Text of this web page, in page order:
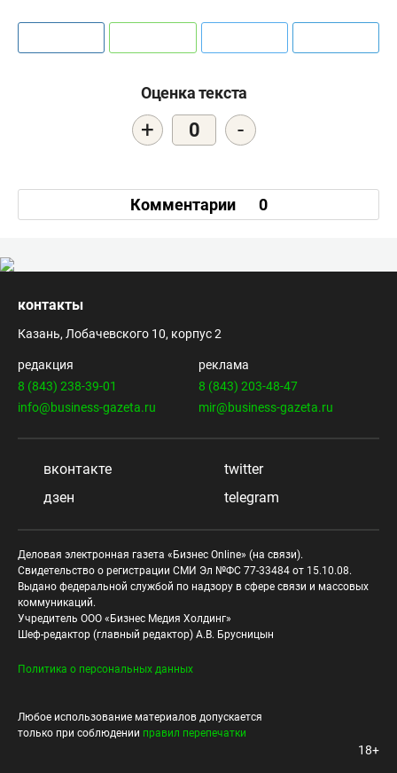
Оценка текста
+ 0 -
Комментарии 0
контакты
Казань, Лобачевского 10, корпус 2
редакция
8 (843) 238-39-01
info@business-gazeta.ru
реклама
8 (843) 203-48-47
mir@business-gazeta.ru
вконтакте
twitter
дзен
telegram
Деловая электронная газета «Бизнес Online» (на связи).
Свидетельство о регистрации СМИ Эл №ФС 77-33484 от 15.10.08.
Выдано федеральной службой по надзору в сфере связи и массовых
коммуникаций.
Учредитель ООО «Бизнес Медия Холдинг»
Шеф-редактор (главный редактор) А.В. Брусницын
Политика о персональных данных
Любое использование материалов допускается
только при соблюдении правил перепечатки
18+